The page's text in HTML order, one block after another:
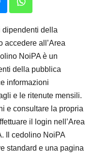
dipendenti della
accedere all’Area
NoiPA è un
della pubblica
informazioni
e le ritenute mensili.
e consultare la propria
il login nell’Area
Il cedolino NoiPA
standard e una pagina